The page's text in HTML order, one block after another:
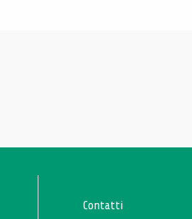
Contatti